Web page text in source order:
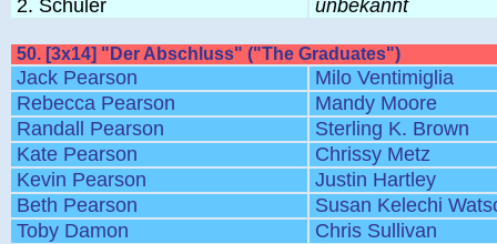
2. Schüler unbekannt
50. [3x14] "Der Abschluss" ("The Graduates")
Jack Pearson
Milo Ventimiglia
Rebecca Pearson
Mandy Moore
Randall Pearson
Sterling K. Brown
Kate Pearson
Chrissy Metz
Kevin Pearson
Justin Hartley
Beth Pearson
Susan Kelechi
Toby Damon
Chris Sullivan